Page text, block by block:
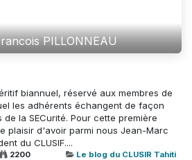
PILLONNEAU
biannuel, réservé aux membres de
les adhérents échangent de façon
la SECurité. Pour cette première
plaisir d'avoir parmi nous Jean-Marc
du CLUSIF....
2200 Le blog du CLUSIR Tahiti